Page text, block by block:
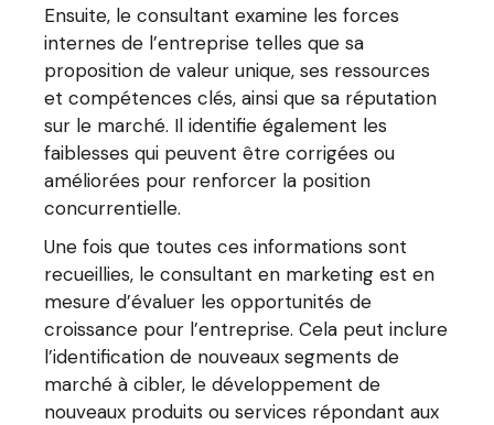
Ensuite, le consultant examine les forces
internes de l’entreprise telles que sa
proposition de valeur unique, ses ressources
et compétences clés, ainsi que sa réputation
sur le marché. Il identifie également les
faiblesses qui peuvent être corrigées ou
améliorées pour renforcer la position
concurrentielle.
Une fois que toutes ces informations sont
recueillies, le consultant en marketing est en
mesure d’évaluer les opportunités de
croissance pour l’entreprise. Cela peut inclure
l’identification de nouveaux segments de
marché à cibler, le développement de
nouveaux produits ou services répondant aux